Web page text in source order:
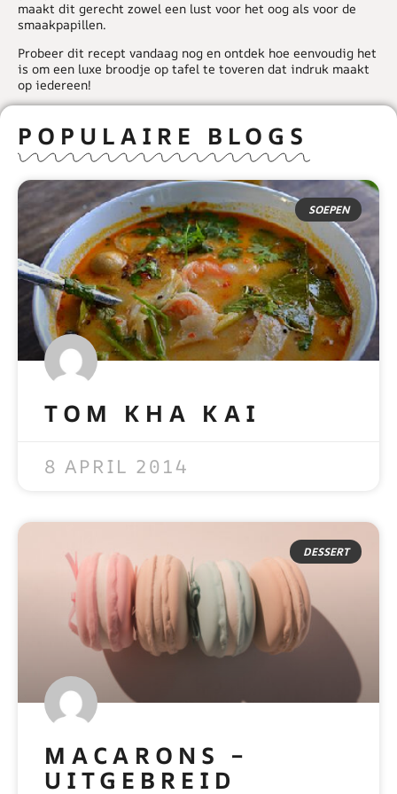
maakt dit gerecht zowel een lust voor het oog als voor de
smaakpapillen.
Probeer dit recept vandaag nog en ontdek hoe eenvoudig het
is om een luxe broodje op tafel te toveren dat indruk maakt
op iedereen!
POPULAIRE BLOGS
SOEPEN
TOM KHA KAI
8 APRIL 2014
DESSERT
MACARONS –
UITGEBREID